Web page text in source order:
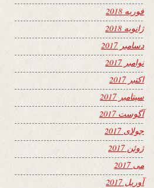
فوریه 2018
ژانویه 2018
دسامبر 2017
نوامبر 2017
اکتبر 2017
سپتامبر 2017
آگوست 2017
جولای 2017
ژوئن 2017
می 2017
آوریل 2017